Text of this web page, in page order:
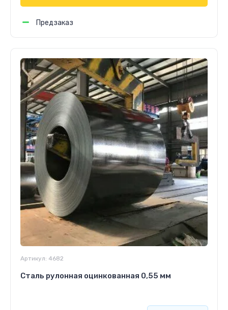
Предзаказ
Артикул: 4682
Сталь рулонная оцинкованная 0,55 мм